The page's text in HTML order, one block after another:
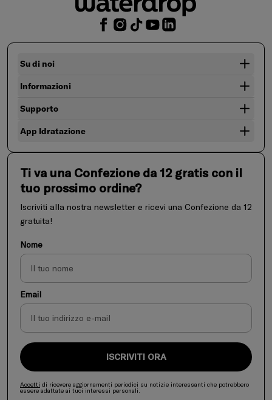
Su di noi
Informazioni
Supporto
App Idratazione
Ti va una Confezione da 12 gratis con il
tuo prossimo ordine?
Iscriviti alla nostra newsletter e ricevi una Confezione da 12
gratuita!
Nome
Email
ISCRIVITI ORA
Accetti di ricevere aggiornamenti periodici su notizie interessanti che potrebbero
essere adattate ai tuoi interessi personali.